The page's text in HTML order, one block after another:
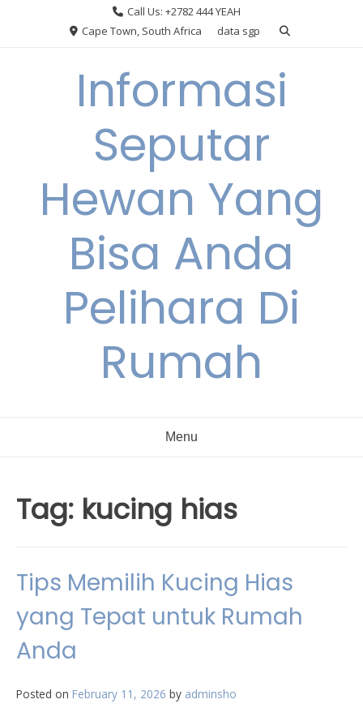
Call Us: +2782 444 YEAH
Cape Town, South Africa
data sgp
Informasi
Seputar
Hewan Yang
Bisa Anda
Pelihara Di
Rumah
Menu
Tag: kucing hias
Tips Memilih Kucing Hias
yang Tepat untuk Rumah
Anda
Posted on February 11, 2026 by adminsho